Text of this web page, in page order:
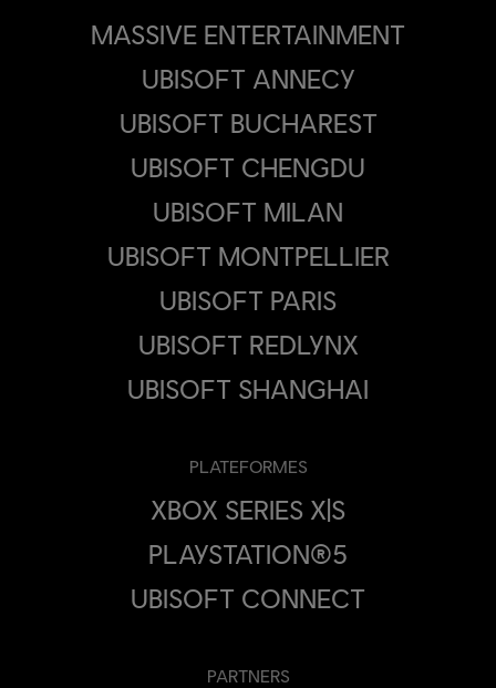
MASSIVE ENTERTAINMENT
UBISOFT ANNECY
UBISOFT BUCHAREST
UBISOFT CHENGDU
UBISOFT MILAN
UBISOFT MONTPELLIER
UBISOFT PARIS
UBISOFT REDLYNX
UBISOFT SHANGHAI
PLATEFORMES
XBOX SERIES X|S
PLAYSTATION®5
UBISOFT CONNECT
PARTNERS